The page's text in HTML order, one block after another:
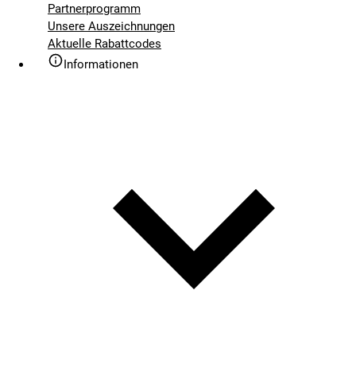
Partnerprogramm
Unsere Auszeichnungen
Aktuelle Rabattcodes
Informationen